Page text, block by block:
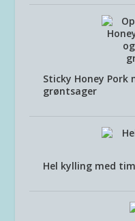
Sticky Honey
grøntsager
Hel kylling med